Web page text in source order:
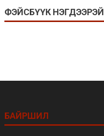
ФЭЙСБҮҮК НЭГДЭЭРЭЙ
БАЙРШИЛ